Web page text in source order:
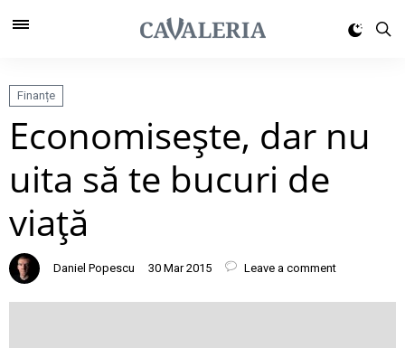
Finanțe
Economiseşte, dar nu
uita să te bucuri de
viaţă
Daniel Popescu 30 Mar 2015 Leave a comment